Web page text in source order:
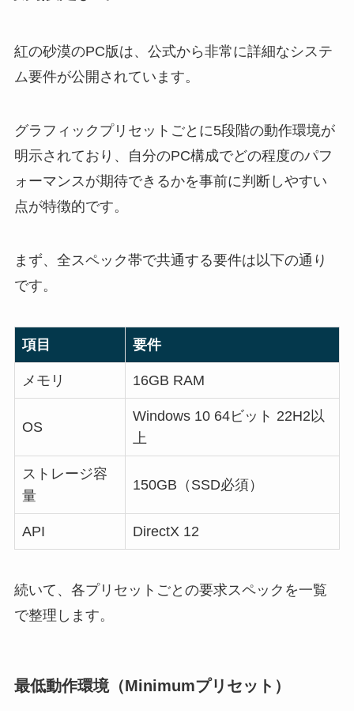
紅の砂漠のPC版は、公式から非常に詳細なシステ
ム要件が公開されています。
グラフィックプリセットごとに5段階の動作環境が
明示されており、自分のPC構成でどの程度のパフ
ォーマンスが期待できるかを事前に判断しやすい
点が特徴的です。
まず、全スペック帯で共通する要件は以下の通り
です。
項目 要件
メモリ 16GB RAM
OS
Windows 10 64ビット 22H2以
上
ストレージ容
量
150GB（SSD必須）
API DirectX 12
続いて、各プリセットごとの要求スペックを一覧
で整理します。
最低動作環境（Minimumプリセット）